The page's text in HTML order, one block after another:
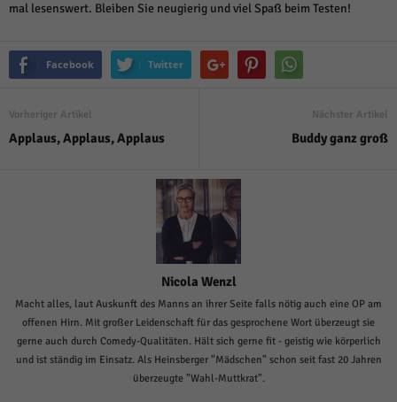
mal lesenswert. Bleiben Sie neugierig und viel Spaß beim Testen!
Facebook Twitter
Vorheriger Artikel
Applaus, Applaus, Applaus
Nächster Artikel
Buddy ganz groß
Nicola Wenzl
Macht alles, laut Auskunft des Manns an ihrer Seite falls nötig auch eine OP am
offenen Hirn. Mit großer Leidenschaft für das gesprochene Wort überzeugt sie
gerne auch durch Comedy-Qualitäten. Hält sich gerne fit - geistig wie körperlich
und ist ständig im Einsatz. Als Heinsberger "Mädschen" schon seit fast 20 Jahren
überzeugte "Wahl-Muttkrat".